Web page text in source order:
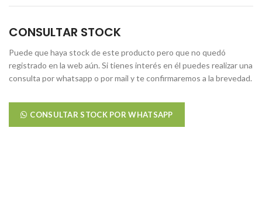
CONSULTAR STOCK
Puede que haya stock de este producto pero que no quedó
registrado en la web aún. Si tienes interés en él puedes realizar una
consulta por whatsapp o por mail y te confirmaremos a la brevedad.
CONSULTAR STOCK POR WHATSAPP